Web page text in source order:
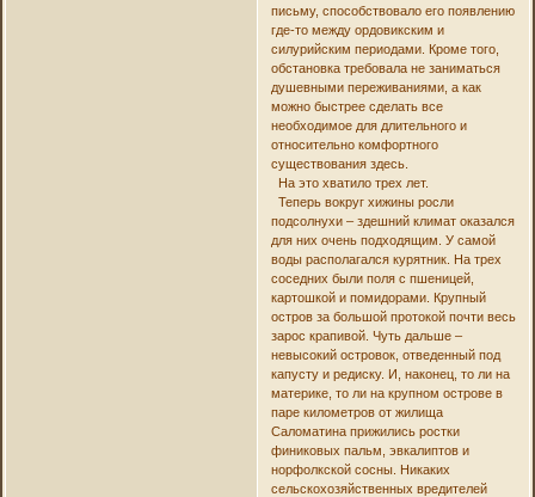
письму, способствовало его появлению
где-то между ордовикским и
силурийским периодами. Кроме того,
обстановка требовала не заниматься
душевными переживаниями, а как
можно быстрее сделать все
необходимое для длительного и
относительно комфортного
существования здесь.
На это хватило трех лет.
Теперь вокруг хижины росли
подсолнухи – здешний климат оказался
для них очень подходящим. У самой
воды располагался курятник. На трех
соседних были поля с пшеницей,
картошкой и помидорами. Крупный
остров за большой протокой почти весь
зарос крапивой. Чуть дальше –
невысокий островок, отведенный под
капусту и редиску. И, наконец, то ли на
материке, то ли на крупном острове в
паре километров от жилища
Саломатина прижились ростки
финиковых пальм, эвкалиптов и
норфолкской сосны. Никаких
сельскохозяйственных вредителей